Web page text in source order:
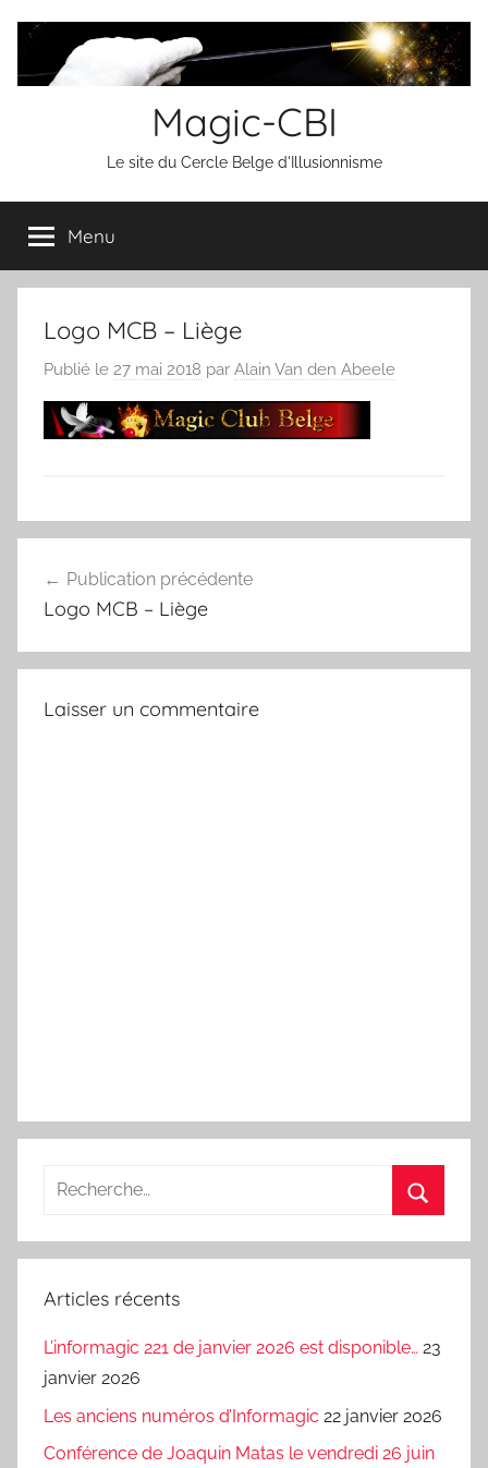
contenu
Magic-CBI
Le site du Cercle Belge d'Illusionnisme
Menu
Logo MCB – Liège
Publié le 27 mai 2018 par Alain Van den Abeele
de
Publication précédente
Logo MCB – Liège
Laisser un commentaire
Recherche
:
Articles récents
L’informagic 221 de janvier 2026 est disponible… 23
janvier 2026
Les anciens numéros d’Informagic 22 janvier 2026
Conférence de Joaquin Matas le vendredi 26 juin